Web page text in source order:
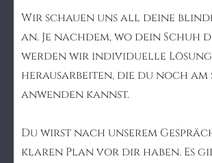
Wir schauen uns all deine
an. Je nachdem, wo dein Schuh
werden wir individuelle
herausarbeiten, die du noch am
anwenden kannst.
Du wirst nach unserem
klaren Plan vor dir haben. Es